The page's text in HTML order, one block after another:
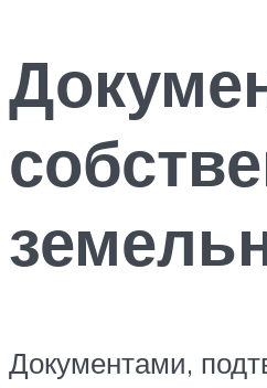
Документами,